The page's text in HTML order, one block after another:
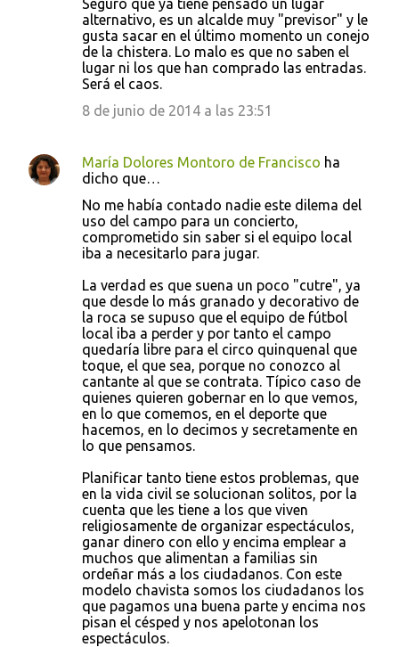
Seguro que ya tiene pensado un lugar
alternativo, es un alcalde muy "previsor" y le
gusta sacar en el último momento un conejo
de la chistera. Lo malo es que no saben el
lugar ni los que han comprado las entradas.
Será el caos.
8 de junio de 2014 a las 23:51
María Dolores Montoro de Francisco ha
dicho que…
No me había contado nadie este dilema del
uso del campo para un concierto,
comprometido sin saber si el equipo local
iba a necesitarlo para jugar.
La verdad es que suena un poco "cutre", ya
que desde lo más granado y decorativo de
la roca se supuso que el equipo de fútbol
local iba a perder y por tanto el campo
quedaría libre para el circo quinquenal que
toque, el que sea, porque no conozco al
cantante al que se contrata. Típico caso de
quienes quieren gobernar en lo que vemos,
en lo que comemos, en el deporte que
hacemos, en lo decimos y secretamente en
lo que pensamos.
Planificar tanto tiene estos problemas, que
en la vida civil se solucionan solitos, por la
cuenta que les tiene a los que viven
religiosamente de organizar espectáculos,
ganar dinero con ello y encima emplear a
muchos que alimentan a familias sin
ordeñar más a los ciudadanos. Con este
modelo chavista somos los ciudadanos los
que pagamos una buena parte y encima nos
pisan el césped y nos apelotonan los
espectáculos.